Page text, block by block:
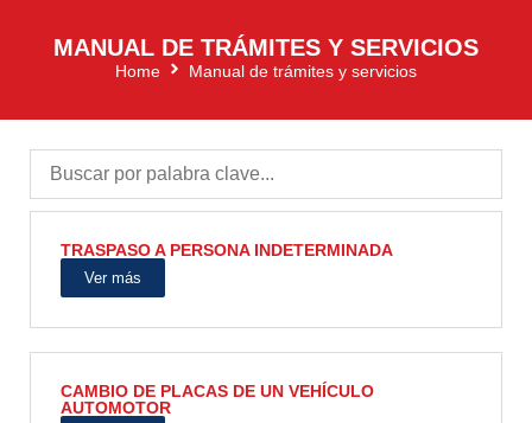
MANUAL DE TRÁMITES Y SERVICIOS
Home Manual de trámites y servicios
TRASPASO A PERSONA INDETERMINADA
Ver más
CAMBIO DE PLACAS DE UN VEHÍCULO
AUTOMOTOR